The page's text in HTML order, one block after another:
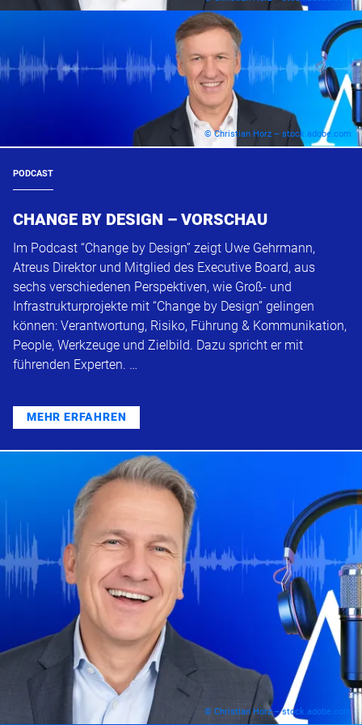
© Christian Horz – stock.adobe.com
PODCAST
CHANGE BY DESIGN – VORSCHAU
Im Podcast “Change by Design” zeigt Uwe Gehrmann,
Atreus Direktor und Mitglied des Executive Board, aus
sechs verschiedenen Perspektiven, wie Groß- und
Infrastrukturprojekte mit “Change by Design” gelingen
können: Verantwortung, Risiko, Führung & Kommunikation,
People, Werkzeuge und Zielbild. Dazu spricht er mit
führenden Experten. …
MEHR ERFAHREN
© Christian Horz – stock.adobe.com